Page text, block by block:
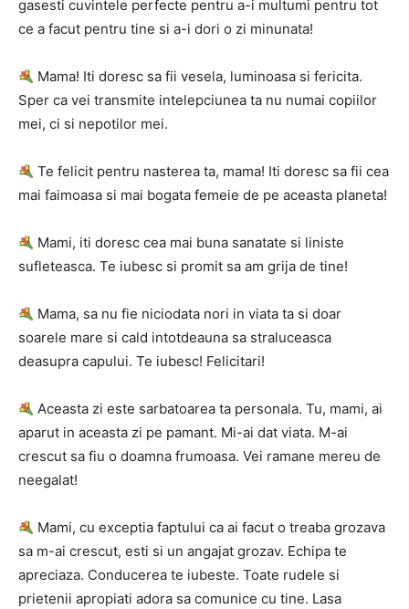
gasesti cuvintele perfecte pentru a-i multumi pentru tot
ce a facut pentru tine si a-i dori o zi minunata!
Mama! Iti doresc sa fii vesela, luminoasa si fericita.
Sper ca vei transmite intelepciunea ta nu numai copiilor
mei, ci si nepotilor mei.
Te felicit pentru nasterea ta, mama! Iti doresc sa fii cea
mai faimoasa si mai bogata femeie de pe aceasta planeta!
Mami, iti doresc cea mai buna sanatate si liniste
sufleteasca. Te iubesc si promit sa am grija de tine!
Mama, sa nu fie niciodata nori in viata ta si doar
soarele mare si cald intotdeauna sa straluceasca
deasupra capului. Te iubesc! Felicitari!
Aceasta zi este sarbatoarea ta personala. Tu, mami, ai
aparut in aceasta zi pe pamant. Mi-ai dat viata. M-ai
crescut sa fiu o doamna frumoasa. Vei ramane mereu de
neegalat!
Mami, cu exceptia faptului ca ai facut o treaba grozava
sa m-ai crescut, esti si un angajat grozav. Echipa te
apreciaza. Conducerea te iubeste. Toate rudele si
prietenii apropiati adora sa comunice cu tine. Lasa